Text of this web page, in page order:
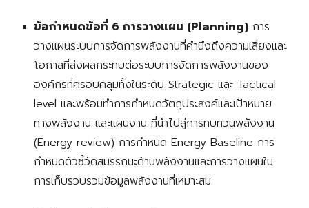
ข้อกำหนดข้อที่ 6 การวางแผน (Planning) การ
วางแผนระบบการจัดการพลังงานที่คำนึงถึงความเสี่ยงและ
โอกาสที่ส่งผลกระทบต่อระบบการจัดการพลังงานของ
องค์กรที่ครอบคลุมทั้งในระดับ Strategic และ Tactical
level และพร้อมทำการกำหนดวัตถุประสงค์และเป้าหมาย
ทางพลังงาน และแผนงาน ที่นำไปสู่การทบทวนพลังงาน
(Energy review) การกำหนด Energy Baseline การ
กำหนดตัวชี้วัดสมรรถนะด้านพลังงานและการวางแผนใน
การเก็บรวบรวมข้อมูลพลังงานที่เหมาะสม